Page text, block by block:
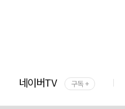
네이버TV 구독 +